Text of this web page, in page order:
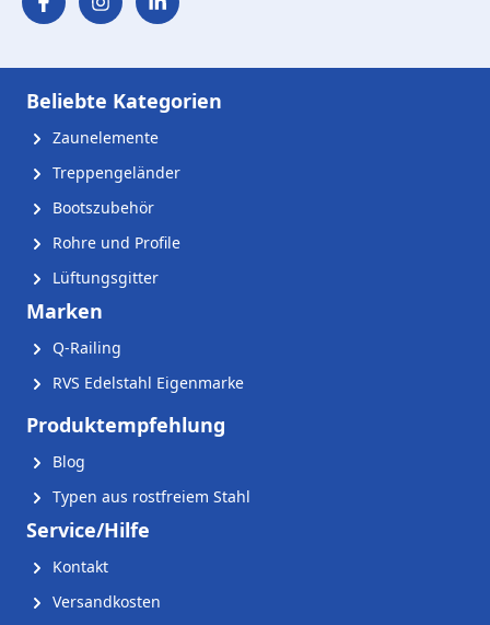
Beliebte Kategorien
Zaunelemente
Treppengeländer
Bootszubehör
Rohre und Profile
Lüftungsgitter
Marken
Q-Railing
RVS Edelstahl Eigenmarke
Produktempfehlung
Blog
Typen aus rostfreiem Stahl
Service/Hilfe
Kontakt
Versandkosten